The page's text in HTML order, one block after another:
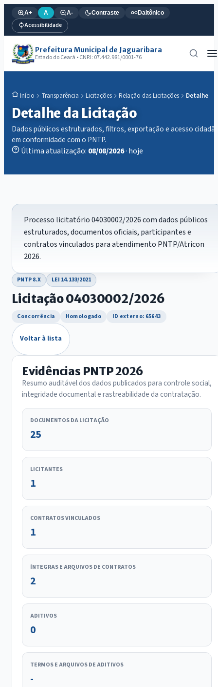
A+ A A- Contraste Daltônico
Acessibilidade
Prefeitura Municipal de Jaguaribara
Estado do Ceará • CNPJ: 07.442.981/0001-76
Início Transparência Licitações Relação das Licitações Detalhe
Detalhe da Licitação
Dados públicos estruturados, filtros, exportação e acesso
em conformidade com o PNTP.
Última atualização: 08/08/2026· hoje
Processo licitatório 04030002/2026 com dados públicos
estruturados, documentos oficiais, participantes e
contratos vinculados para atendimento PNTP/Atricon
2026.
PNTP 8.X LEI 14.133/2021
Licitação 04030002/2026
Concorrência Homologado ID externo: 65643
Voltar à lista
Evidências PNTP 2026
Resumo auditável dos dados publicados para controle social,
integridade documental e rastreabilidade da contratação.
DOCUMENTOS DA LICITAÇÃO
25
LICITANTES
1
CONTRATOS VINCULADOS
1
ÍNTEGRAS E ARQUIVOS DE CONTRATOS
2
ADITIVOS
0
TERMOS E ARQUIVOS DE ADITIVOS
-